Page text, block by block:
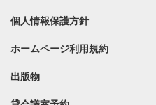
個人情報保護方針
ホームページ利用規約
出版物